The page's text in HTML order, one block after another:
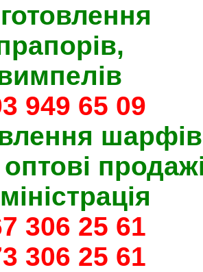
949 65 09
306 25 61
306 25 61